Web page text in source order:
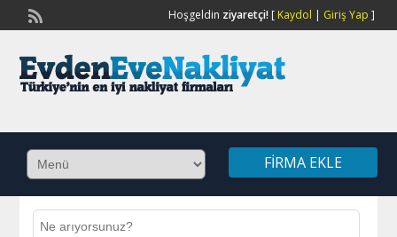
Hoşgeldin ziyaretçi![ Kaydol | Giriş Yap ]
FIRMA EKLE